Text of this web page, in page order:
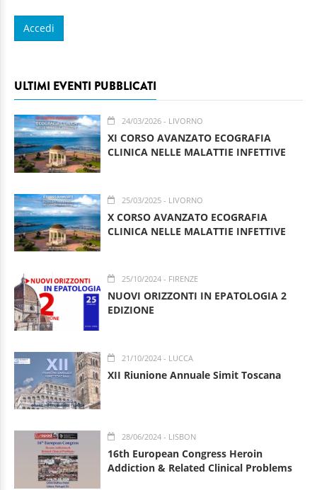
ULTIMI EVENTI PUBBLICATI
24/03/2026 - LIVORNO
XI CORSO AVANZATO ECOGRAFIA
CLINICA NELLE MALATTIE INFETTIVE
25/03/2025 - LIVORNO
X CORSO AVANZATO ECOGRAFIA
CLINICA NELLE MALATTIE INFETTIVE
25/10/2024 - FIRENZE
NUOVI ORIZZONTI IN EPATOLOGIA 2
EDIZIONE
21/10/2024 - LUCCA
XII Riunione Annuale Simit Toscana
28/06/2024 - LISBON
16th European Congress Heroin
Addiction & Related Clinical Problems